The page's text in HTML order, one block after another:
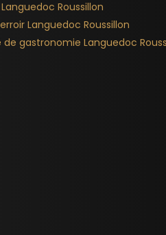
Roussillon
Languedoc Roussillon
gastronomie Languedoc